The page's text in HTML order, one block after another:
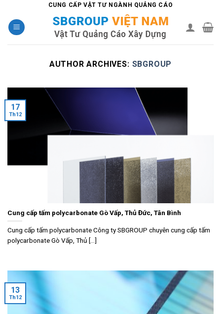
content
CUNG CẤP VẬT TƯ NGÀNH QUẢNG CÁO
AUTHOR ARCHIVES: SBGROUP
Cung cấp tấm polycarbonate Gò Vấp, Thủ Đức, Tân Bình
Cung cấp tấm polycarbonate Công ty SBGROUP chuyên cung cấp tấm
polycarbonate Gò Vấp, Thủ [...]
17
Th12
13
Th12